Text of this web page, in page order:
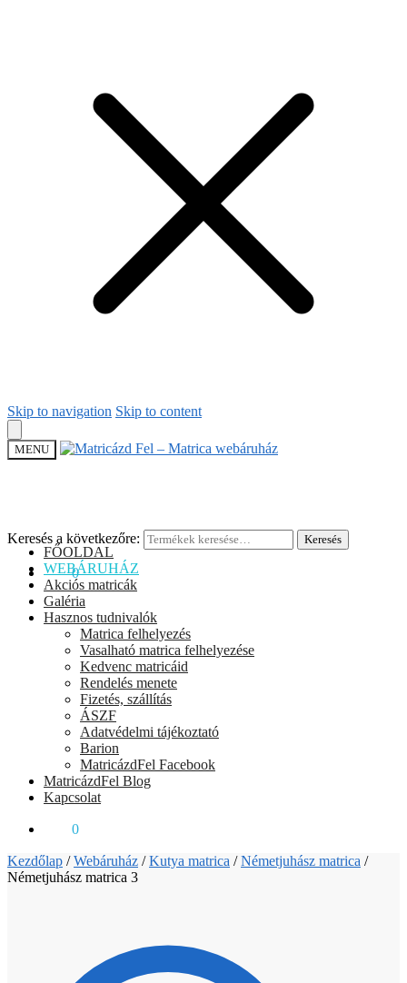
Skip to navigation Skip to content
MENU
Keresés a következőre: Keresés
0Ft 0
FŐOLDAL
WEBÁRUHÁZ
Akciós matricák
Galéria
Hasznos tudnivalók
Matrica felhelyezés
Vasalható matrica felhelyezése
Kedvenc matricáid
Rendelés menete
Fizetés, szállítás
ÁSZF
Adatvédelmi tájékoztató
Barion
MatricázdFel Facebook
MatricázdFel Blog
Kapcsolat
0
Kezdőlap /Webáruház /Kutya matrica /Németjuhász matrica /
Németjuhász matrica 3